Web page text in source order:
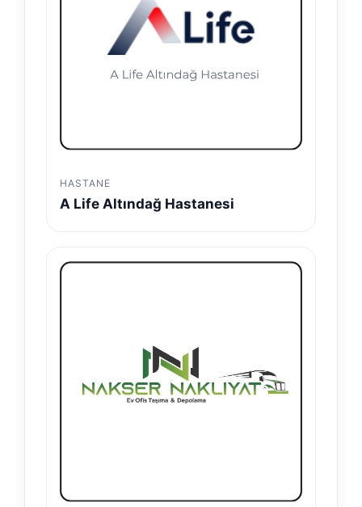
HASTANE
A Life Altındağ Hastanesi